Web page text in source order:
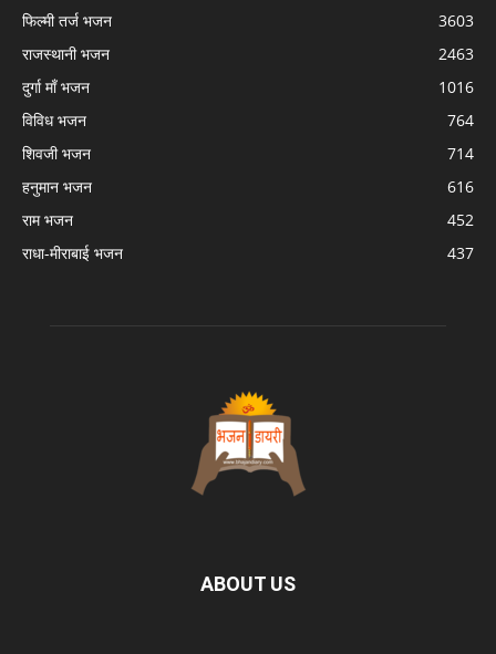
फिल्मी तर्ज भजन
3603
राजस्थानी भजन
2463
दुर्गा माँ भजन
1016
विविध भजन
764
शिवजी भजन
714
हनुमान भजन
616
राम भजन
452
राधा-मीराबाई भजन
437
ABOUT US